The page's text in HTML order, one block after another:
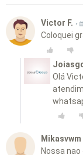
Victor F. •
Coloquei
Olá
Mikasvwm
Nossa